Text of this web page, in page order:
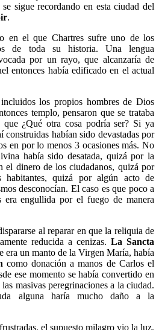
sigue recordando en esta ciudad del
.
en el que Chartres sufre uno de los
de toda su historia. Una lengua
por un rayo, que alcanzaría de
entonces había edificado en el actual
los propios hombres de Dios
templo, pensaron que se trataba
¿Qué otra cosa podría ser? Si ya
construidas habían sido devastadas por
en por lo menos 3 ocasiones más. No
había sido desatada, quizá por la
el dinero de los ciudadanos, quizá por
habitantes, quizá por algún acto de
desconocían. El caso es que poco a
era engullida por el fuego de manera
al reparar en que la reliquia de
reducida a cenizas. La Sancta
era un manto de la Virgen María, había
como donación a manos de Carlos el
ese momento se había convertido en
masivas peregrinaciones a la ciudad.
alguna haría mucho daño a la
el supuesto milagro vio la luz.